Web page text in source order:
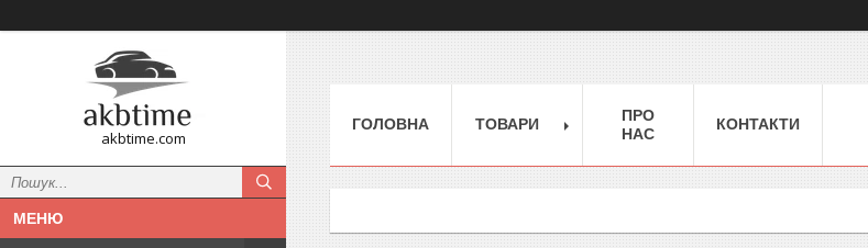
akbtime.com
ГОЛОВНА ТОВАРИ
ПРО
НАС
КОНТАКТИ